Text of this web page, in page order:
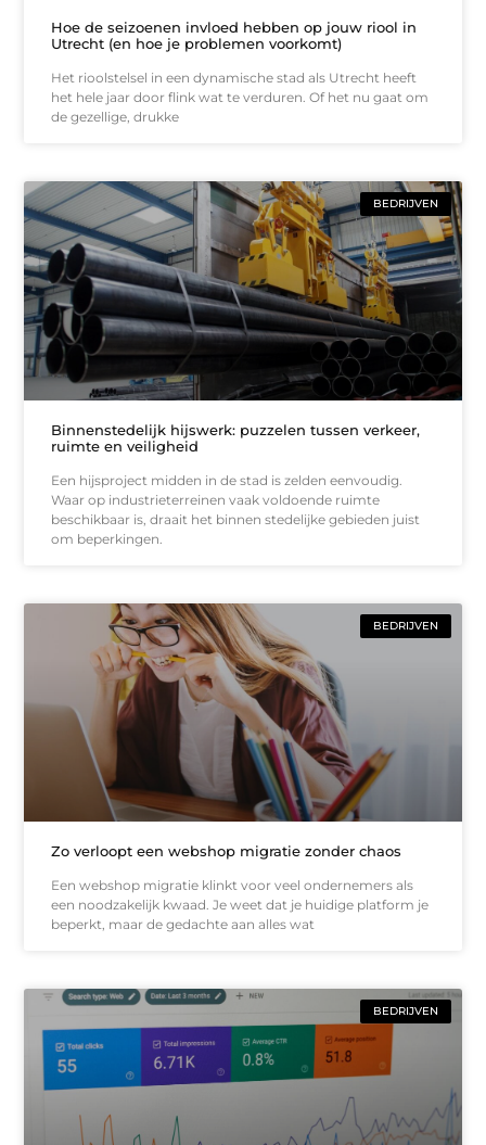
Hoe de seizoenen invloed hebben op jouw riool in
Utrecht (en hoe je problemen voorkomt)
Het rioolstelsel in een dynamische stad als Utrecht heeft
het hele jaar door flink wat te verduren. Of het nu gaat om
de gezellige, drukke
BEDRIJVEN
Binnenstedelijk hijswerk: puzzelen tussen verkeer,
ruimte en veiligheid
Een hijsproject midden in de stad is zelden eenvoudig.
Waar op industrieterreinen vaak voldoende ruimte
beschikbaar is, draait het binnen stedelijke gebieden juist
om beperkingen.
BEDRIJVEN
Zo verloopt een webshop migratie zonder chaos
Een webshop migratie klinkt voor veel ondernemers als
een noodzakelijk kwaad. Je weet dat je huidige platform je
beperkt, maar de gedachte aan alles wat
BEDRIJVEN